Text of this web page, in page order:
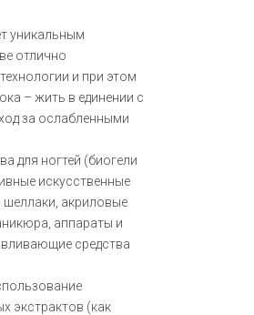
уникальным
отлично
и при этом
– жить в единении с
за ослабленными
для ногтей (биогели
искусственные
шеллаки, акриловые
аппараты и
средства
экстрактов (как